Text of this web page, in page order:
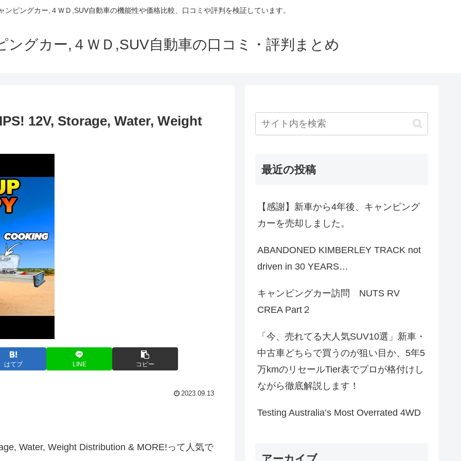
ンピングカー,４ＷＤ,SUV自動車の機能性や価格比較、口コミや評判を検証しています。
ングカー,４ＷＤ,SUV自動車の口コミ・評判まとめ
12V, Storage, Water, Weight
はてブ LINE コピー
2023.09.13
Water, Weight Distribution & MORE!って人気で
最近の投稿
【感謝】新車から4年後、キャンピング
カーを売却しました。
ABANDONED KIMBERLEY TRACK not
driven in 30 YEARS…
キャンピングカー訪問 NUTS RV
CREA Part２
「今、売れてる大人気SUV10選」新車・
中古車どちらで買うのが狙い目か、5年5
万kmのリセールTier表でプロが格付けし
ながら徹底解説します！
Testing Australia’s Most Overrated 4WD
アーカイブ